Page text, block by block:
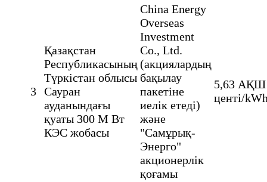
3
Қазақстан
Республикасының
Түркістан облысы
Сауран
ауданындағы
қуаты 300 М Вт
КЭС жобасы
China Energy
Overseas
Investment
Co., Ltd.
(акциялардың
бақылау
пакетіне
иелік етеді)
және
"Самұрық-
Энерго"
акционерлік
қоғамы
5,63 АҚШ
центі/